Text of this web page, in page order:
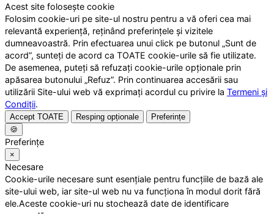
Acest site folosește cookie
Folosim cookie-uri pe site-ul nostru pentru a vă oferi cea mai
relevantă experiență, reținând preferințele și vizitele
dumneavoastră. Prin efectuarea unui click pe butonul „Sunt de
acord”, sunteți de acord ca TOATE cookie-urile să fie utilizate.
De asemenea, puteți să refuzați cookie-urile opționale prin
apăsarea butonului „Refuz”. Prin continuarea accesării sau
utilizării Site-ului web vă exprimați acordul cu privire la Termeni și
Condiții.
Accept TOATE Resping opționale
Preferințe
🍪
Preferințe
×
Necesare
Cookie-urile necesare sunt esențiale pentru funcțiile de bază ale
site-ului web, iar site-ul web nu va funcționa în modul dorit fără
ele.Aceste cookie-uri nu stochează date de identificare